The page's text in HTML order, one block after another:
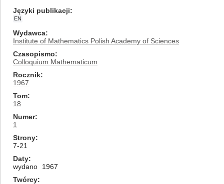
Języki publikacji
EN
Wydawca
Institute of Mathematics Polish Academy of Sciences
Czasopismo
Colloquium Mathematicum
Rocznik
1967
Tom
18
Numer
1
Strony
7-21
Daty
wydano
1967
Twórcy